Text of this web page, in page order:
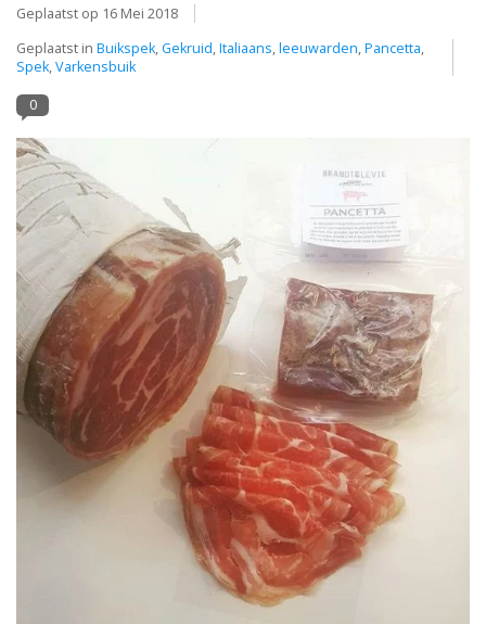
Geplaatst op 16 Mei 2018
Geplaatst in Buikspek,Gekruid,Italiaans,leeuwarden,Pancetta,
Spek,Varkensbuik
0